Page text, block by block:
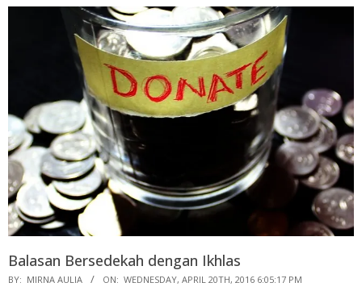
Balasan Bersedekah dengan Ikhlas
2016-
BY: MIRNA AULIA ON: WEDNESDAY, APRIL 20TH, 2016 6:05:17 PM